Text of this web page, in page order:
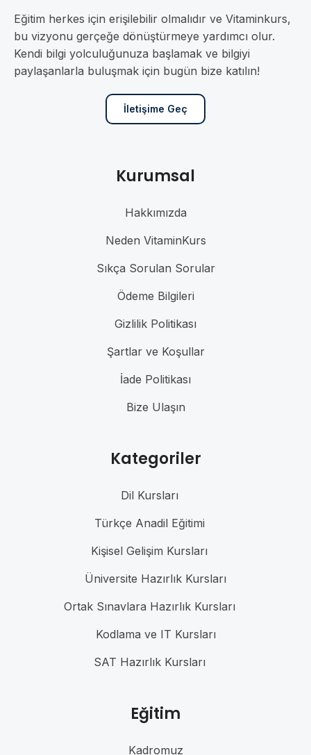
Eğitim herkes için erişilebilir olmalıdır ve Vitaminkurs,
bu vizyonu gerçeğe dönüştürmeye yardımcı olur.
Kendi bilgi yolculuğunuza başlamak ve bilgiyi
paylaşanlarla buluşmak için bugün bize katılın!
İletişime Geç
Kurumsal
Hakkımızda
Neden VitaminKurs
Sıkça Sorulan Sorular
Ödeme Bilgileri
Gizlilik Politikası
Şartlar ve Koşullar
İade Politikası
Bize Ulaşın
Kategoriler
Dil Kursları
Türkçe Anadil Eğitimi
Kişisel Gelişim Kursları
Üniversite Hazırlık Kursları
Ortak Sınavlara Hazırlık Kursları
Kodlama ve IT Kursları
SAT Hazırlık Kursları
Eğitim
Kadromuz